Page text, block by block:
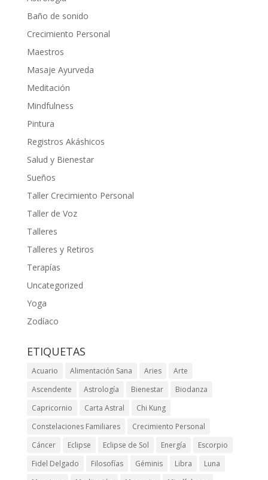
Baño de sonido
Crecimiento Personal
Maestros
Masaje Ayurveda
Meditación
Mindfulness
Pintura
Registros Akáshicos
Salud y Bienestar
Sueños
Taller Crecimiento Personal
Taller de Voz
Talleres
Talleres y Retiros
Terapías
Uncategorized
Yoga
Zodíaco
ETIQUETAS
Acuario Alimentación Sana Aries
Arte
Ascendente
Astrología Bienestar
Biodanza
Capricornio
Carta Astral
Chi Kung
Constelaciones Familiares
Crecimiento Personal
Cáncer
Eclipse Eclipse de Sol Energía
Escorpio
Fidel Delgado
Filosofías Géminis Libra
Luna